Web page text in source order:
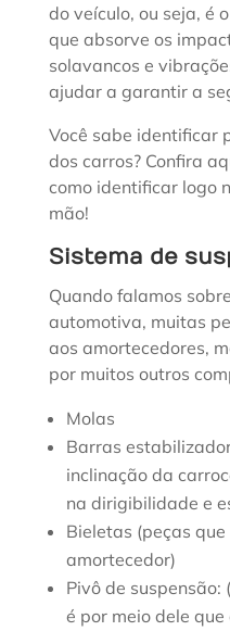
do veículo, ou seja, é
que absorve os
solavancos e
ajudar a garantir a
Você sabe identificar
dos carros? Confira
como identificar logo
mão!
Sistema de
Quando falamos
automotiva, muitas
aos amortecedores,
por muitos outros
Molas
Barras
inclinação da
na dirigibilidade e
Bieletas (peças
amortecedor)
Pivô de
é por meio dele